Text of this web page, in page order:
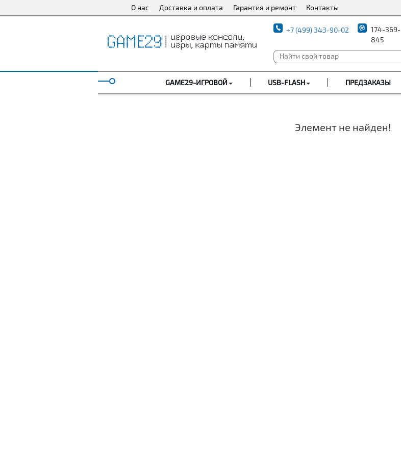
О нас Доставка и оплата Гарантия и ремонт Контакты
+7 (499) 343-90-02
174-369-
845
GAME29-ИГРОВОЙ USB-FLASH ПРЕДЗАКАЗЫ
Элемент не найден!